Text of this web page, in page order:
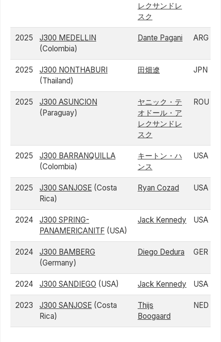
レクサンドレ
スク
2025
J300 MEDELLIN
(Colombia)
Dante Pagani ARG
2025
J300 NONTHABURI
(Thailand)
田畑遼 JPN
2025
J300 ASUNCION
(Paraguay)
ヤニック・テ
オドール・ア
レクサンドレ
スク
ROU
2025
J300 BARRANQUILLA
(Colombia)
キートン・ハ
ンス
USA
2025 J300 SANJOSE (Costa
Rica)
Ryan Cozad USA
2024
J300 SPRING-
PANAMERICANITF (USA)
Jack Kennedy USA
2024
J300 BAMBERG
(Germany)
Diego Dedura GER
2024 J300 SANDIEGO (USA) Jack Kennedy USA
2023 J300 SANJOSE (Costa
Rica)
Thijs
Boogaard
NED